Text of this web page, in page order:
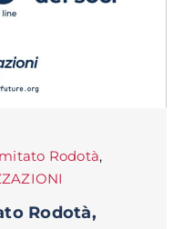
Rodotà,
Rodotà,